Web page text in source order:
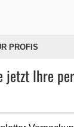
PROFIS
jetzt Ihre